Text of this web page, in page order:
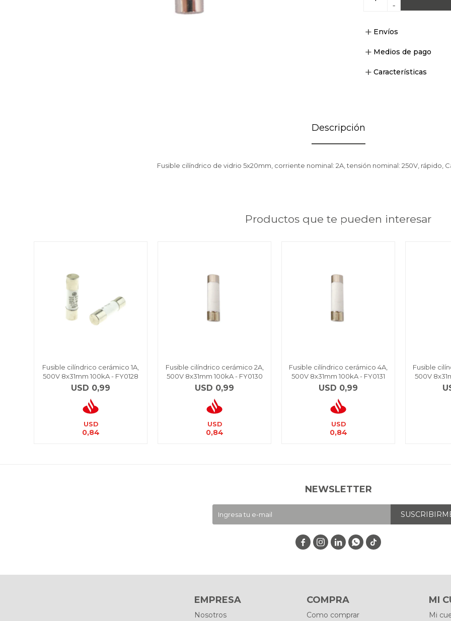
-
Envíos
Medios de pago
Características
Descripción
Fusible cilíndrico de vidrio 5x20mm, corriente nominal: 2A, tensión nominal: 250V, rápido,
Productos que te pueden interesar
Fusible cilíndrico cerámico 1A,
500V 8x31mm 100kA - FY0128
USD 0,99
USD
0,84
Fusible cilíndrico cerámico 2A,
500V 8x31mm 100kA - FY0130
USD 0,99
USD
0,84
Fusible cilíndrico cerámico 4A,
500V 8x31mm 100kA - FY0131
USD 0,99
USD
0,84
Fusible
500V
EMPRESA
Nosotros
COMPRA
Como comprar
MI
Mi
NEWSLETTER
   